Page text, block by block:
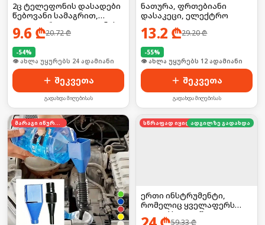
2ც ტელეფონის დასადები
წებოვანი სამაგრით,
იდეალურია ტელეფონის
დასატენად
9.6 ₾20.72₾
-54%
🛒 ბოლო 24სთ-ში იყიდა 31-მა
შეკვეთა
გადახდა მიღებისას
ნათურა, ფრთებიანი
დასაკეცი, ელექტრო
13.2 ₾29.20₾
-55%
🛒 ბოლო 24სთ-ში იყიდა 21-მა
შეკვეთა
გადახდა მიღებისას
მარაგი იწურება სწრაფად იყიდება
ადგილზე გადახდა
ერთი ინსტრუმენტი,
რომელიც ყველაფერს
აკეთებს — 52-ში-1
59.33₾